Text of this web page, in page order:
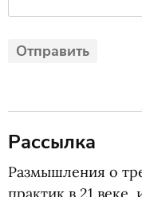
Рассылка
Размышления о
практик в 21